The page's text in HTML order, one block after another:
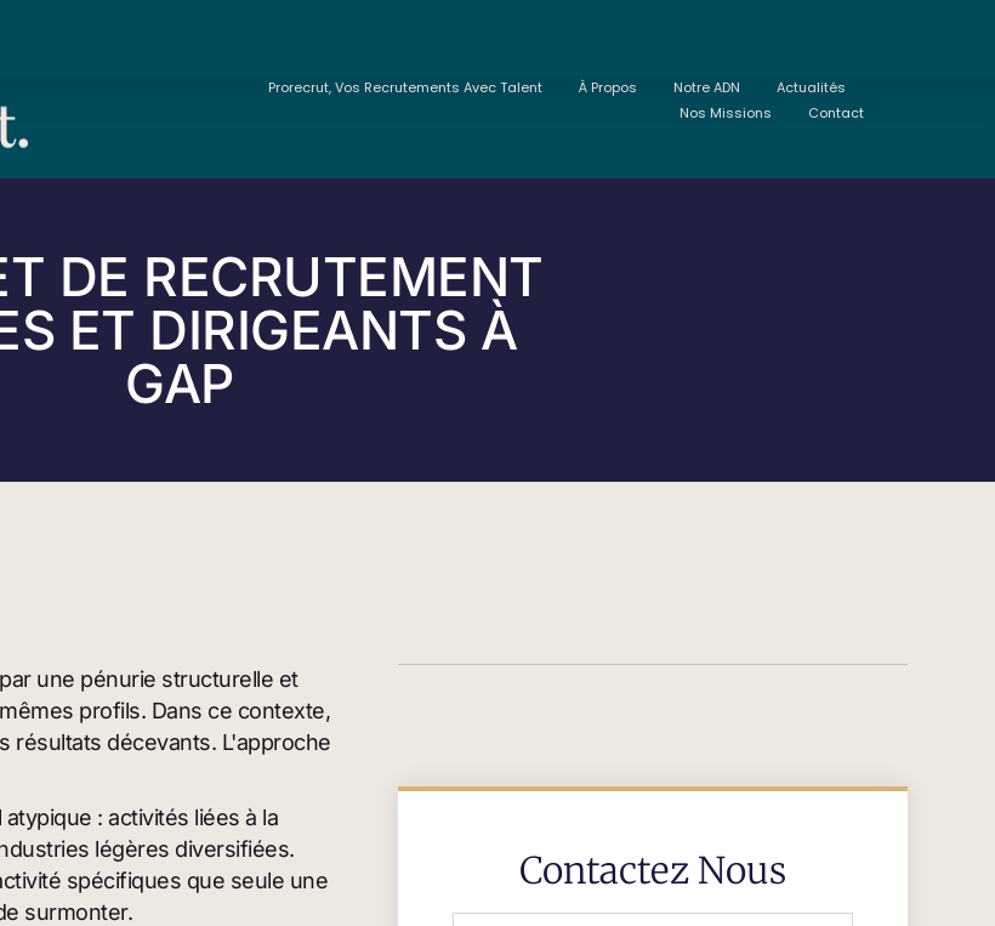
Prorecrut, Vos Recrutements Avec Talent À Propos Notre ADN
Actualités
Nos Missions
Contact
DE RECRUTEMENT
ET DIRIGEANTS À
GAP
une pénurie structurelle et
profils. Dans ce contexte,
résultats décevants. L'approche
: activités liées à la
légères diversifiées.
spécifiques que seule une
surmonter.
Contactez Nous